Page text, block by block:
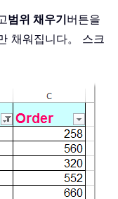
범위 채우기버튼을
채워집니다。 스크